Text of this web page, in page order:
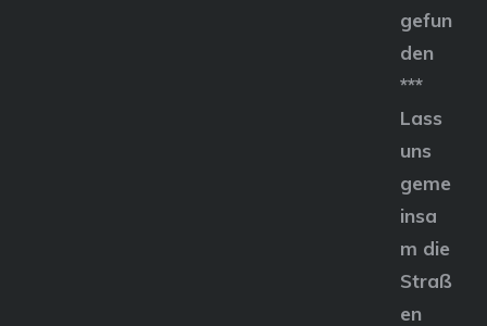
gefun
den
***
Lass
uns
geme
insa
m die
Straß
en